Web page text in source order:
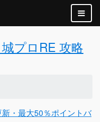
プロRE 攻略
新・最大50％ポイントバ